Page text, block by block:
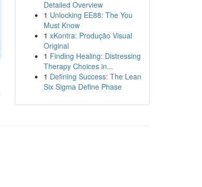
Detailed Overview
1 Unlocking EE88: The You
Must Know
1 xKontra: Produção Visual
Original
1 Finding Healing: Distressing
Therapy Choices in...
1 Defining Success: The Lean
Six Sigma Define Phase